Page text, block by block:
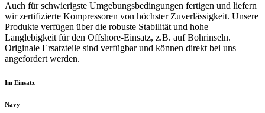
Auch für schwierigste Umgebungsbedingungen fertigen und liefern
wir zertifizierte Kompressoren von höchster Zuverlässigkeit. Unsere
Produkte verfügen über die robuste Stabilität und hohe
Langlebigkeit für den Offshore-Einsatz, z.B. auf Bohrinseln.
Originale Ersatzteile sind verfügbar und können direkt bei uns
angefordert werden.
Im Einsatz
Navy